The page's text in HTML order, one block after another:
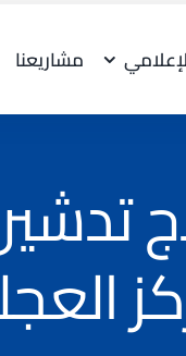
مشاريعنا